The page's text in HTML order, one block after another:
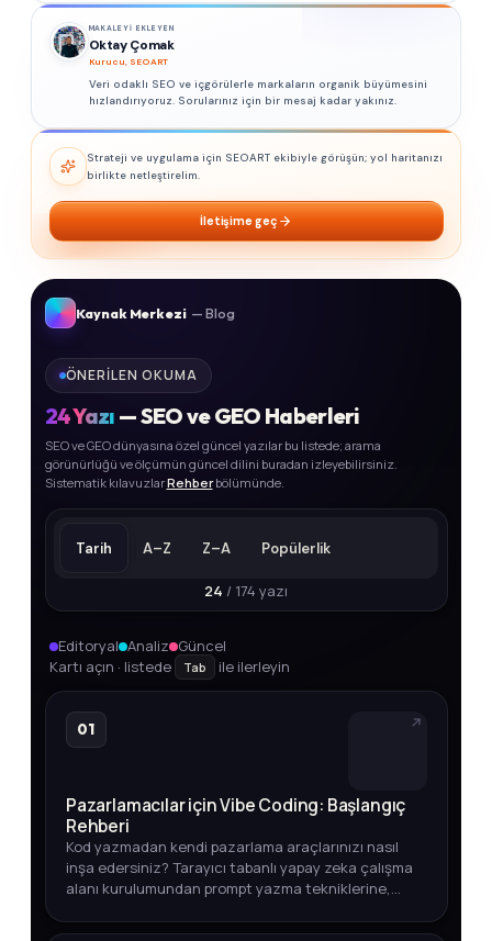
MAKALEYI EKLEYEN
Oktay Çomak
Kurucu, SEOART
Veri odaklı SEO ve içgörülerle markaların organik büyümesini
hızlandırıyoruz. Sorularınız için bir mesaj kadar yakınız.
Strateji ve uygulama için SEOART ekibiyle görüşün; yol haritanızı
birlikte netleştirelim.
İletişime geç
Kaynak Merkezi — Blog
ÖNERILEN OKUMA
24Yazı — SEO ve GEO Haberleri
SEO ve GEO dünyasına özel güncel yazılar bu listede; arama
görünürlüğü ve ölçümün güncel dilini buradan izleyebilirsiniz.
Sistematik kılavuzlarRehber bölümünde.
Tarih A–Z Z–A Popülerlik
24 / 174 yazı
Editoryal Analiz Güncel
Kartı açın · listede
Tab ile ilerleyin
01
Pazarlamacılar için Vibe Coding: Başlangıç
Rehberi
Kod yazmadan kendi pazarlama araçlarınızı nasıl
inşa edersiniz? Tarayıcı tabanlı yapay zeka çalışma
alanı kurulumundan prompt yazma tekniklerine,
adım adım açıklıyoruz.